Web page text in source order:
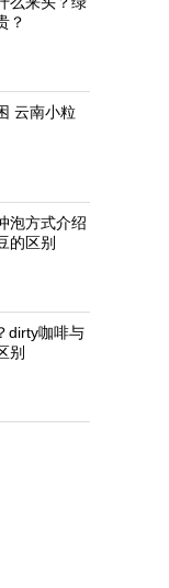
？
云南小粒
泡方式介绍
的区别
dirty咖啡与
别